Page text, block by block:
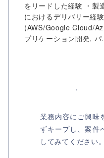
をリードした経験 ・製
におけるデリバリー経
(AWS/Google Cloud/
プリケーション開発, パ
業務内容にご興味
ずキープし、案件
してみてください。